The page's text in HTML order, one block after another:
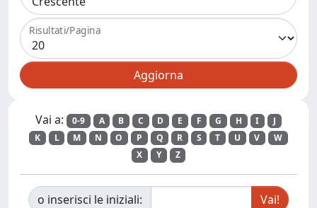
Risultati/Pagina
Vai a: 0-9 A B C D E F G H I
J
K
L M N O P Q R S T U V
W
X
Y Z
o inserisci le iniziali: